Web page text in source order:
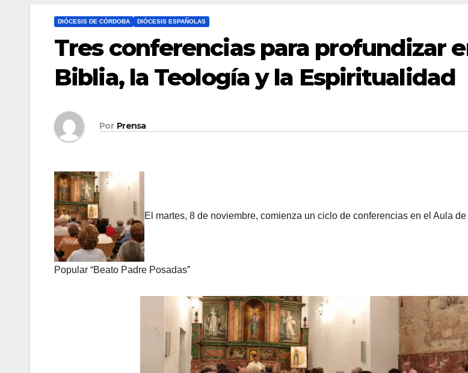
DIÓCESIS DE CÓRDOBA DIÓCESIS ESPAÑOLAS
Tres conferencias para profundizar
Biblia, la Teología y la Espiritualidad
Por Prensa
El martes, 8 de noviembre, comienza un ciclo de conferencias en el Aula
Popular “Beato Padre Posadas”